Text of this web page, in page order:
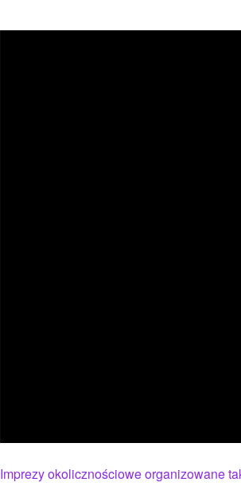
Imprezy okolicznościowe organizowane